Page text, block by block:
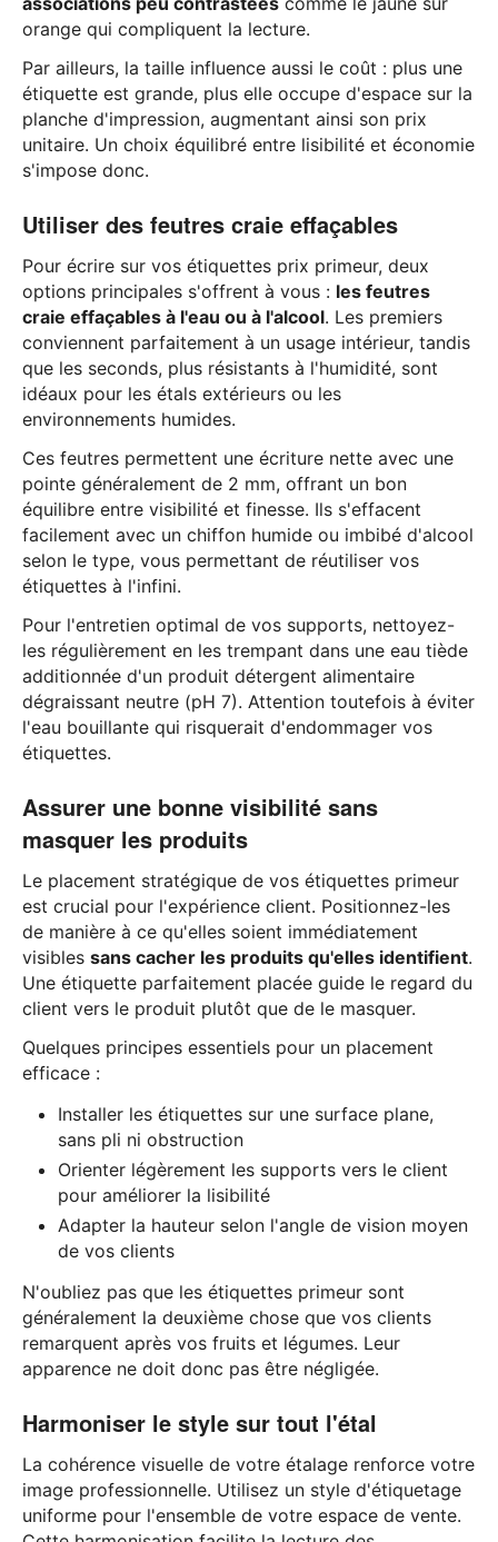
orange qui compliquent la lecture.
Par ailleurs, la taille influence aussi le coût : plus une
étiquette est grande, plus elle occupe d'espace sur la
planche d'impression, augmentant ainsi son prix
unitaire. Un choix équilibré entre lisibilité et économie
s'impose donc.
Utiliser des feutres craie effaçables
Pour écrire sur vos étiquettes prix primeur, deux
options principales s'offrent à vous : les feutres
craie effaçables à l'eau ou à l'alcool. Les premiers
conviennent parfaitement à un usage intérieur, tandis
que les seconds, plus résistants à l'humidité, sont
idéaux pour les étals extérieurs ou les
environnements humides.
Ces feutres permettent une écriture nette avec une
pointe généralement de 2 mm, offrant un bon
équilibre entre visibilité et finesse. Ils s'effacent
facilement avec un chiffon humide ou imbibé d'alcool
selon le type, vous permettant de réutiliser vos
étiquettes à l'infini.
Pour l'entretien optimal de vos supports, nettoyez-
les régulièrement en les trempant dans une eau tiède
additionnée d'un produit détergent alimentaire
dégraissant neutre (pH 7). Attention toutefois à éviter
l'eau bouillante qui risquerait d'endommager vos
étiquettes.
Assurer une bonne visibilité sans
masquer les produits
Le placement stratégique de vos étiquettes primeur
est crucial pour l'expérience client. Positionnez-les
de manière à ce qu'elles soient immédiatement
visibles sans cacher les produits qu'elles identifient.
Une étiquette parfaitement placée guide le regard du
client vers le produit plutôt que de le masquer.
Quelques principes essentiels pour un placement
efficace :
Installer les étiquettes sur une surface plane,
sans pli ni obstruction
Orienter légèrement les supports vers le client
pour améliorer la lisibilité
Adapter la hauteur selon l'angle de vision moyen
de vos clients
N'oubliez pas que les étiquettes primeur sont
généralement la deuxième chose que vos clients
remarquent après vos fruits et légumes. Leur
apparence ne doit donc pas être négligée.
Harmoniser le style sur tout l'étal
La cohérence visuelle de votre étalage renforce votre
image professionnelle. Utilisez un style d'étiquetage
uniforme pour l'ensemble de votre espace de vente.